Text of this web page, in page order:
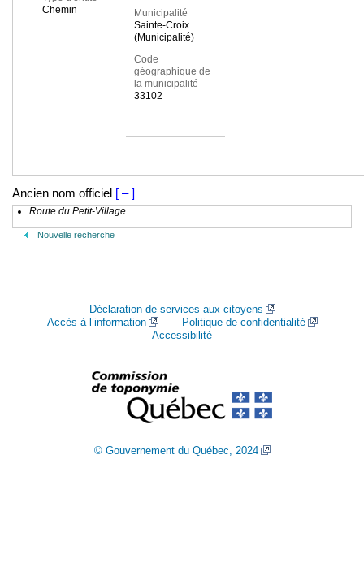
Chemin
Municipalité
Sainte-Croix
(Municipalité)
Code
géographique de
la municipalité
33102
Ancien nom officiel [ – ]
Route du Petit-Village
Nouvelle recherche
Déclaration de services aux citoyens
Accès à l’information
Politique de confidentialité
Accessibilité
© Gouvernement du Québec, 2024